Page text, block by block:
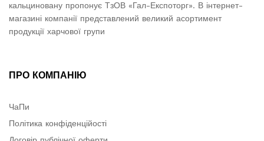
кальциновану пропонує ТзОВ «Гал-Експоторг». В інтернет-
магазині компанії представлений великий асортимент
продукції харчової групи
ПРО КОМПАНІЮ
ЧаПи
Політика конфіденційості